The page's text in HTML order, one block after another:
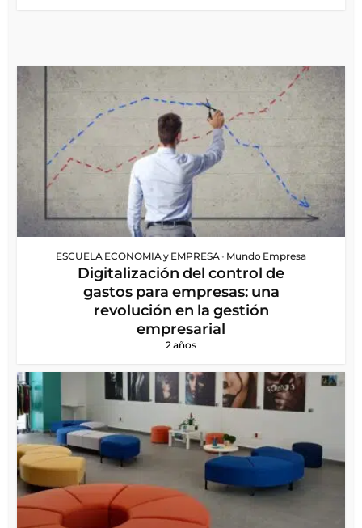
ESCUELA ECONOMIA y EMPRESA • Mundo Empresa
Digitalización del control de
gastos para empresas: una
revolución en la gestión
empresarial
2 años